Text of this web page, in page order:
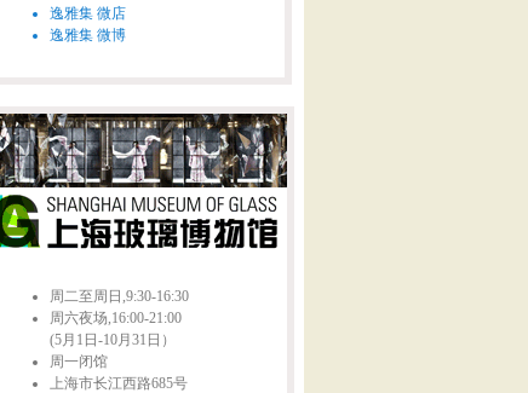
逸雅集 微店
逸雅集 微博
周二至周日,9:30-16:30
周六夜场,16:00-21:00
(5月1日-10月31日）
周一闭馆
上海市长江西路685号